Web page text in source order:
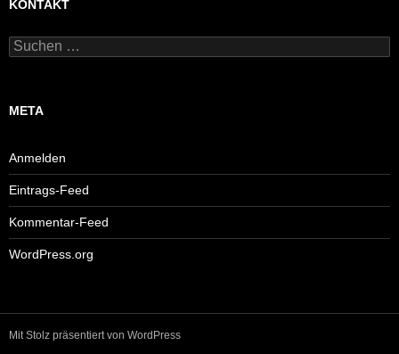
KONTAKT
Suchen
nach:
META
Anmelden
Eintrags-Feed
Kommentar-Feed
WordPress.org
Mit Stolz präsentiert von WordPress